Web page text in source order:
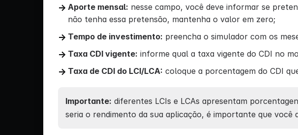
Aporte mensal: nesse campo, você deve informar se
não tenha essa pretensão, mantenha o valor em zero;
Tempo de investimento: preencha o simulador com os
Taxa CDI vigente: informe qual a taxa vigente do CDI no
Taxa de CDI do LCI/LCA: coloque a porcentagem do CDI
Importante: diferentes LCIs e LCAs apresentam
seria o rendimento da sua aplicação, é importante que